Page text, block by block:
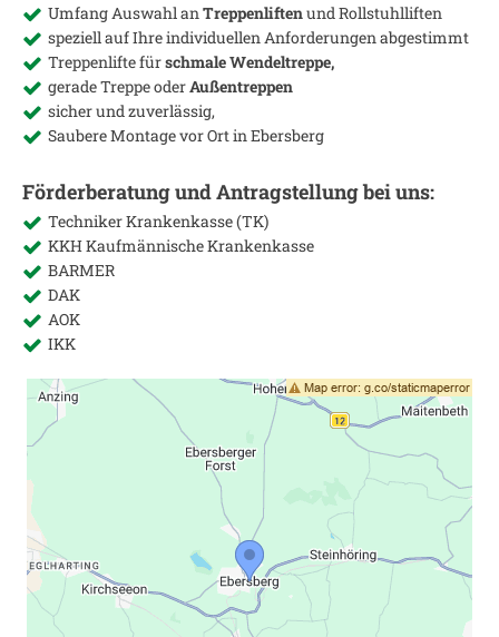
Umfang Auswahl anTreppenliftenund Rollstuhlliften
speziell auf Ihre individuellen Anforderungen abgestimmt
Treppenlifte fürschmale Wendeltreppe,
gerade Treppe oderAußentreppen
sicher und zuverlässig,
Saubere Montage vor Ort inEbersberg
Förderberatung und Antragstellung bei uns:
Techniker Krankenkasse (TK)
KKH Kaufmännische Krankenkasse
BARMER
DAK
AOK
IKK